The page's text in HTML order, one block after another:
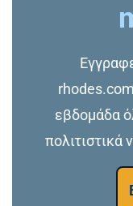
εβδομάδα
πολιτιστικά